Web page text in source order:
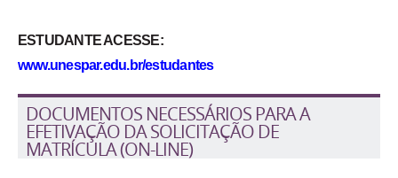
ESTUDANTE ACESSE:
www.unespar.edu.br/estudantes
DOCUMENTOS NECESSÁRIOS PARA A
EFETIVAÇÃO DA SOLICITAÇÃO DE
MATRÍCULA (ON-LINE)